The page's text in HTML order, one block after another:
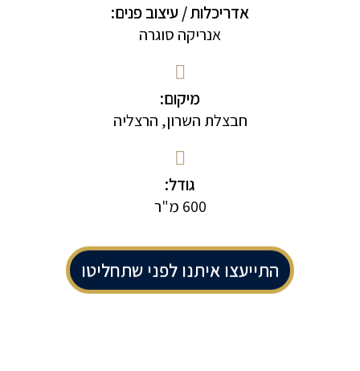
אדריכלות / עיצוב פנים:
אנריקה סוגרה
מיקום:
חבצלת השרון, הרצליה
גודל:
600 מ"ר
התייעצו איתנו לפני שתחליטו